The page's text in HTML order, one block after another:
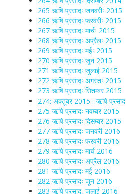
265 ऋषि प्रसादः जनवरीः 2015
266 ऋषि प्रसादः फरवरीः 2015
267 ऋषि प्रसादः मार्चः 2015
268 ऋषि प्रसादः अप्रैलः 2015
269 ऋषि प्रसादः मईः 2015
270 ऋषि प्रसादः जून 2015
271 ऋषि प्रसादः जुलाई 2015
272 ऋषि प्रसादः अगस्तः 2015
273 ऋषि प्रसादः सितम्बर 2015
274: अक्तूबर 2015 : ऋषि प्रसाद
275 ऋषि प्रसादः नवम्बर 2015
276 ऋषि प्रसादः दिसम्बर 2015
277 ऋषि प्रसादः जनवरी 2016
278 ऋषि प्रसादः फरवरी 2016
279 ऋषि प्रसादः मार्च 2016
280 ऋषि प्रसादः अप्रैल 2016
281 ऋषि प्रसादः मई 2016
282 ऋषि प्रसादः जून 2016
283 ऋषि प्रसाद, जुलाई 2016